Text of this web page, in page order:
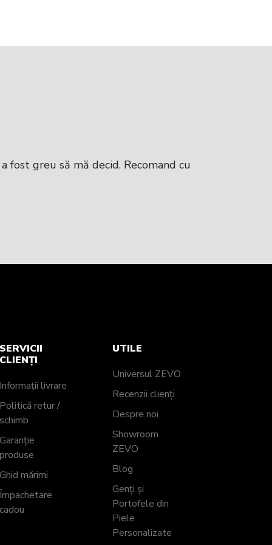
fost greu să mă decid. Recomand cu
SERVICII
CLIENȚI
Informații livrare
Politică retur /
schimb
Garanție
produse
Ghid mărimi
Împachetare
cadou
UTILE
Universul ZEVO
Recenzii clienți
Despre noi
Showroom
ZEVO
Blog
Genți și
Portofele din
Piele
Personalizate